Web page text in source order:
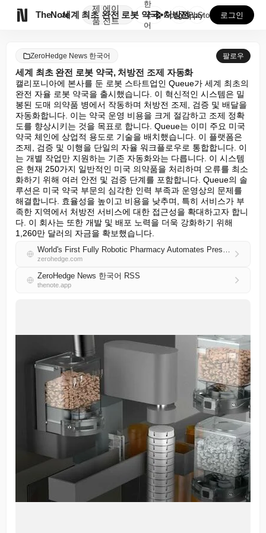
TheNote
제
품
에이
전트
세계 최초 완전 로봇 약국, 처방전 조제 자동화
한
국
어
GooglePlay
AppStore 로그인
ZeroHedge News 한국어 팔로우
세계 최초 완전 로봇 약국, 처방전 조제 자동화
캘리포니아에 본사를 둔 로봇 스타트업인 Queue가 세계 최초의
완전 자율 로봇 약국을 출시했습니다. 이 혁신적인 시스템은 밀
봉된 도매 의약품 병에서 작동하며 처방전 조제, 검증 및 배달을
자동화합니다. 이는 약국 운영 비용을 크게 절감하고 조제 정확
도를 향상시키는 것을 목표로 합니다. Queue는 이미 주요 미국
약국 체인에 상업적 용도로 기술을 배치했습니다. 이 플랫폼은
조제, 검증 및 이행을 단일의 자율 워크플로우로 통합합니다. 이
는 개별 작업만 지원하는 기존 자동화와는 다릅니다. 이 시스템
은 현재 250가지 일반적인 미국 의약품을 처리하며 오류를 최소
화하기 위해 여러 안전 및 검증 단계를 포함합니다. Queue의 솔
루션은 미국 약국 부문의 심각한 인력 부족과 운영상의 문제를
해결합니다. 효율성을 높이고 비용을 낮추며, 특히 서비스가 부
족한 지역에서 처방전 서비스에 대한 접근성을 확대하고자 합니
다. 이 회사는 또한 개발 및 배포 노력을 더욱 강화하기 위해
1,260만 달러의 자금을 확보했습니다.
World's First Fully Robotic Pharmacy Automates Prescription Dispensing
zerohedge.com
ZeroHedge News 한국어 RSS
thenote.app